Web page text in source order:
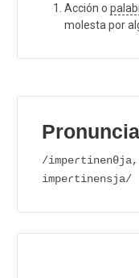
Acción o
molesta por
/impeɾtinenθja,
impeɾtinensja/